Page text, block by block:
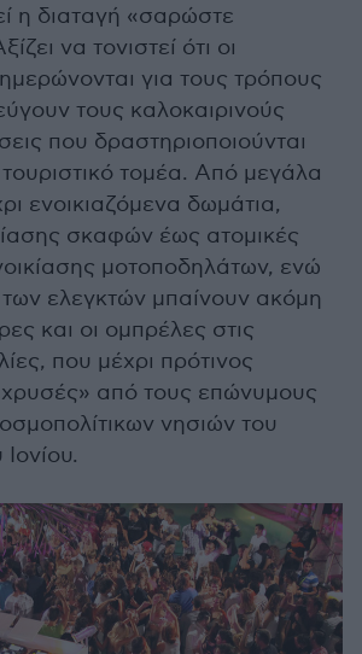
η διαταγή «σαρώστε
να τονιστεί ότι οι
για τους τρόπους
τους καλοκαιρινούς
που δραστηριοποιούνται
τομέα. Από μεγάλα
ενοικιαζόμενα δωμάτια,
σκαφών έως ατομικές
μοτοποδηλάτων, ενώ
ελεγκτών μπαίνουν ακόμη
και οι ομπρέλες στις
που μέχρι πρότινος
από τους επώνυμους
νησιών του